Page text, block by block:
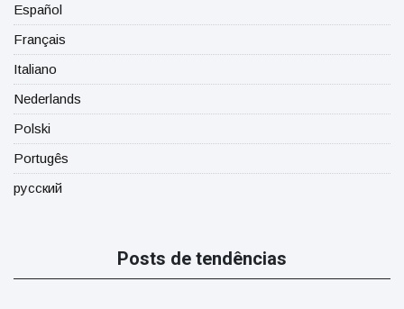
Español
Français
Italiano
Nederlands
Polski
Portugês
русский
Posts de tendências